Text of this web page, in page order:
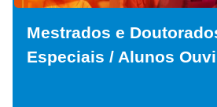
Mestrados e
Especiais / Alunos